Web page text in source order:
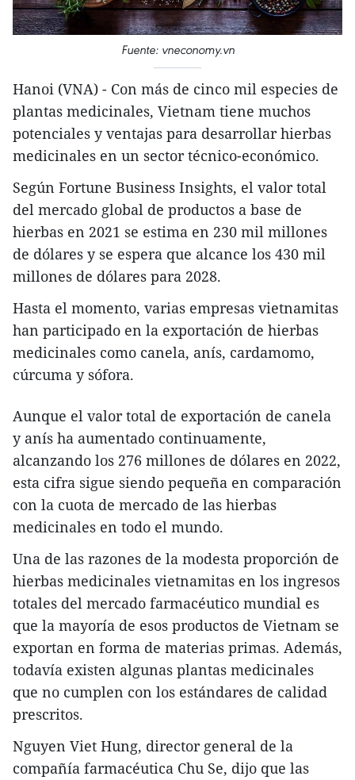
Fuente: vneconomy.vn
Hanoi (VNA) - Con más de cinco mil especies de
plantas medicinales, Vietnam tiene muchos
potenciales y ventajas para desarrollar hierbas
medicinales en un sector técnico-económico.
Según Fortune Business Insights, el valor total
del mercado global de productos a base de
hierbas en 2021 se estima en 230 mil millones
de dólares y se espera que alcance los 430 mil
millones de dólares para 2028.
Hasta el momento, varias empresas vietnamitas
han participado en la exportación de hierbas
medicinales como canela, anís, cardamomo,
cúrcuma y sófora.
Aunque el valor total de exportación de canela
y anís ha aumentado continuamente,
alcanzando los 276 millones de dólares en 2022,
esta cifra sigue siendo pequeña en comparación
con la cuota de mercado de las hierbas
medicinales en todo el mundo.
Una de las razones de la modesta proporción de
hierbas medicinales vietnamitas en los ingresos
totales del mercado farmacéutico mundial es
que la mayoría de esos productos de Vietnam se
exportan en forma de materias primas. Además,
todavía existen algunas plantas medicinales
que no cumplen con los estándares de calidad
prescritos.
Nguyen Viet Hung, director general de la
compañía farmacéutica Chu Se, dijo que las